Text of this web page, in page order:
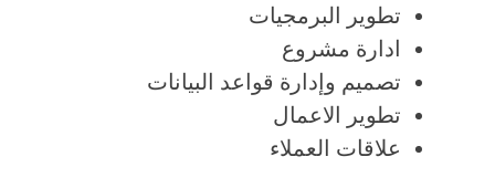
تطوير البرمجيات
ادارة مشروع
تصميم وإدارة قواعد البيانات
تطوير الاعمال
علاقات العملاء